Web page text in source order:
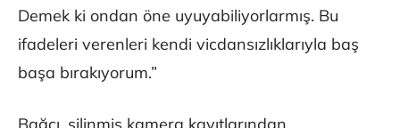
Demek ki ondan öne uyuyabiliyorlarmış. Bu
ifadeleri verenleri kendi vicdansızlıklarıyla baş
başa bırakıyorum.”